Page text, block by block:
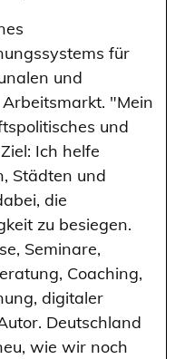
für
und
"Mein
und
Ich helfe
Städten und
die
zu besiegen.
Seminare,
Coaching,
digitaler
Deutschland
wie wir noch